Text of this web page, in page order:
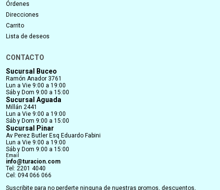
Órdenes
Direcciones
Carrito
Lista de deseos
CONTACTO
Sucursal Buceo
Ramón Anador 3761
Lun a Vie 9:00 a 19:00
Sáb y Dom 9:00 a 15:00
Sucursal Aguada
Millán 2441
Lun a Vie 9:00 a 19:00
Sáb y Dom 9:00 a 15:00
Sucursal Pinar
Av Perez Butler Esq Eduardo Fabini
Lun a Vie 9:00 a 19:00
Sáb y Dom 9:00 a 15:00
Email
info@turacion.com
Tel: 2201 4040
Cel: 094 066 066
Suscribite para no perderte ninguna de nuestras promos, descuentos,